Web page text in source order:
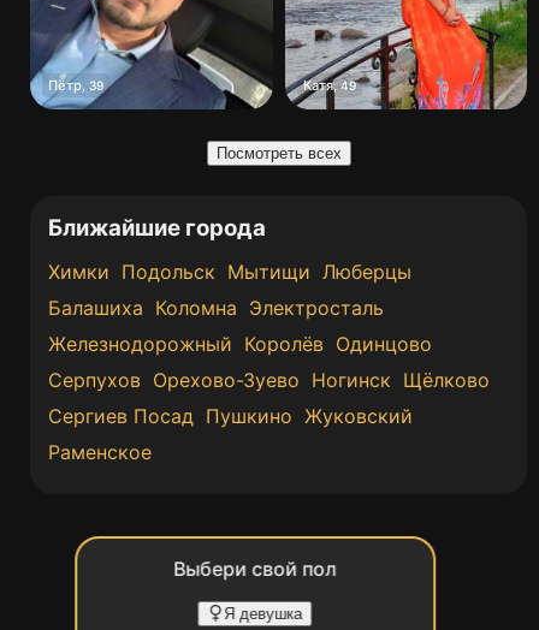
Пётр 39 Катя,49
Посмотреть всех
Ближайшие города
Химки Подольск Мытищи Люберцы
Балашиха Коломна Электросталь
Железнодорожный Королёв Одинцово
Серпухов Орехово-Зуево Ногинск Щёлково
Сергиев Посад Пушкино Жуковский
Раменское
Выбери свой пол
Я девушка